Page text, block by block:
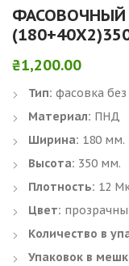
ФАСОВОЧНЫЙ
₴1,200.00
Тип: фасовка
Материал: ПНД
Ширина: 180 мм.
Высота: 350 мм.
Плотность: 12
Цвет:
Количество в
Упаковок в